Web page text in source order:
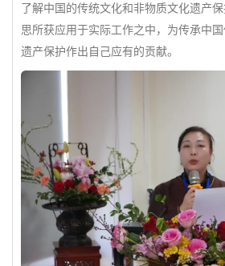
了解中国的传统文化和非物质文化遗产
思所获应用于实际工作之中，为传承中
遗产保护作出自己应有的贡献。